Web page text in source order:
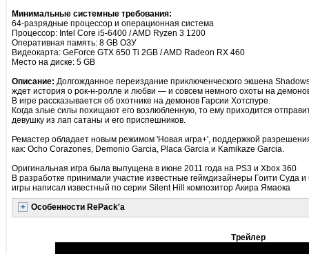
Минимальные системные требования:
64-разрядные процессор и операционная система
Процессор: Intel Core i5-6400 / AMD Ryzen 3 1200
Оперативная память: 8 GB ОЗУ
Видеокарта: GeForce GTX 650 Ti 2GB / AMD Radeon RX 460
Место на диске: 5 GB
Описание: Долгожданное переиздание приключенческого экшена
ждет история о рок-н-ролле и любви — и совсем немного охоты на
В игре рассказывается об охотнике на демонов Гарсии Хотспуре.
Когда злые силы похищают его возлюбленную, то ему приходится
девушку из лап сатаны и его приспешников.
Ремастер обладает новым режимом 'Новая игра+', поддержкой
как: Ocho Corazones, Demonio Garcia, Placa Garcia и Kamikaze Garcia.
Оригинальная игра была выпущена в июне 2011 года на PS3 и Xbox 360
В разработке принимали участие известные геймдизайнеры Гоити Суда
игры написал известный по серии Silent Hill композитор Акира Ямаока
Особенности RePack'а
Трейлер